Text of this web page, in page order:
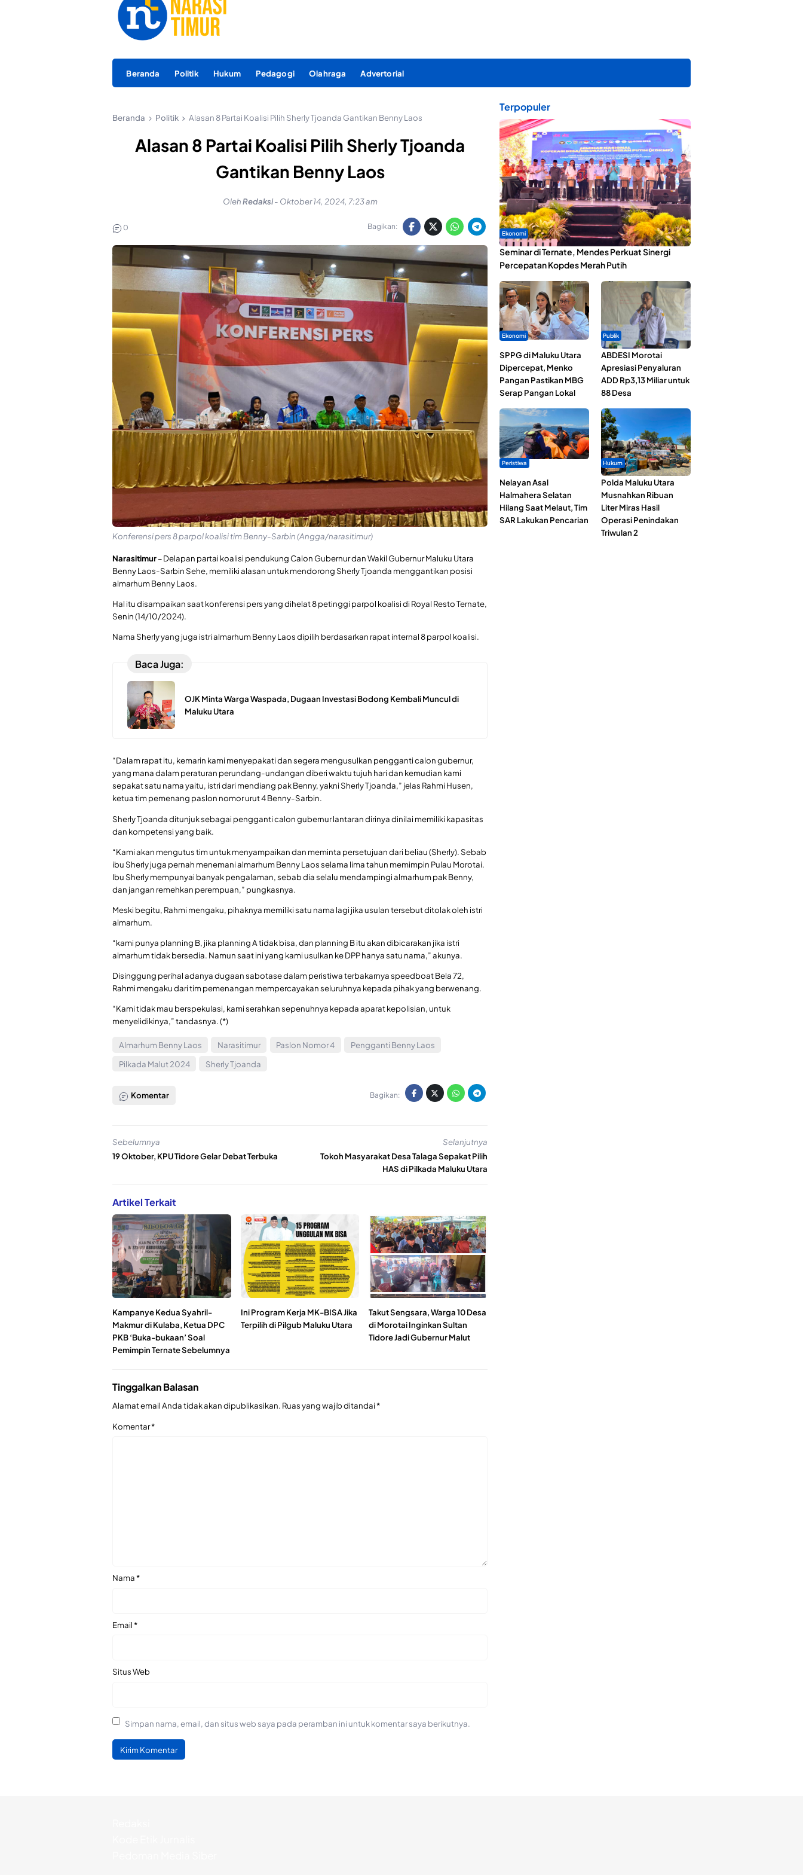
Beranda Politik Hukum Pedagogi Olahraga Advertorial
Beranda Politik Alasan 8 Partai Koalisi Pilih Sherly Tjoanda Gantikan Benny Laos
Alasan 8 Partai Koalisi Pilih Sherly Tjoanda
Gantikan Benny Laos
OlehRedaksi - Oktober 14, 2024, 7:23 am
0 Bagikan:
Konferensi pers 8 parpol koalisi tim Benny-Sarbin (Angga/narasitimur)
Narasitimur– Delapan partai koalisi pendukung Calon Gubernur dan Wakil Gubernur Maluku Utara
Benny Laos-Sarbin Sehe, memiliki alasan untuk mendorong Sherly Tjoanda menggantikan posisi
almarhum Benny Laos.
Hal itu disampaikan saat konferensi pers yang dihelat 8 petinggi parpol koalisi di Royal Resto Ternate,
Senin (14/10/2024).
Nama Sherly yang juga istri almarhum Benny Laos dipilih berdasarkan rapat internal 8 parpol koalisi.
Baca Juga:
OJK Minta Warga Waspada, Dugaan Investasi Bodong Kembali Muncul di
Maluku Utara
“Dalam rapat itu, kemarin kami menyepakati dan segera mengusulkan pengganti calon gubernur,
yang mana dalam peraturan perundang-undangan diberi waktu tujuh hari dan kemudian kami
sepakat satu nama yaitu, istri dari mendiang pak Benny, yakni Sherly Tjoanda,” jelas Rahmi Husen,
ketua tim pemenang paslon nomor urut 4 Benny-Sarbin.
Sherly Tjoanda ditunjuk sebagai pengganti calon gubernur lantaran dirinya dinilai memiliki kapasitas
dan kompetensi yang baik.
“Kami akan mengutus tim untuk menyampaikan dan meminta persetujuan dari beliau (Sherly). Sebab
ibu Sherly juga pernah menemani almarhum Benny Laos selama lima tahun memimpin Pulau Morotai.
Ibu Sherly mempunyai banyak pengalaman, sebab dia selalu mendampingi almarhum pak Benny,
dan jangan remehkan perempuan,” pungkasnya.
Meski begitu, Rahmi mengaku, pihaknya memiliki satu nama lagi jika usulan tersebut ditolak oleh istri
almarhum.
“kami punya planning B, jika planning A tidak bisa, dan planning B itu akan dibicarakan jika istri
almarhum tidak bersedia. Namun saat ini yang kami usulkan ke DPP hanya satu nama,” akunya.
Disinggung perihal adanya dugaan sabotase dalam peristiwa terbakarnya speedboat Bela 72,
Rahmi mengaku dari tim pemenangan mempercayakan seluruhnya kepada pihak yang berwenang.
“Kami tidak mau berspekulasi, kami serahkan sepenuhnya kepada aparat kepolisian, untuk
menyelidikinya,” tandasnya. (*)
Almarhum Benny Laos Narasitimur Paslon Nomor 4
Pengganti Benny Laos
Pilkada Malut 2024
Sherly Tjoanda
Komentar Bagikan:
Sebelumnya
19 Oktober, KPU Tidore Gelar Debat Terbuka
Selanjutnya
Tokoh Masyarakat Desa Talaga Sepakat Pilih
HAS di Pilkada Maluku Utara
Artikel Terkait
Kampanye Kedua Syahril-
Makmur di Kulaba, Ketua DPC
PKB ‘Buka-bukaan’ Soal
Pemimpin Ternate Sebelumnya
Ini Program Kerja MK-BISA Jika
Terpilih di Pilgub Maluku Utara
Takut Sengsara, Warga 10 Desa
di Morotai Inginkan Sultan
Tidore Jadi Gubernur Malut
Tinggalkan Balasan
Alamat email Anda tidak akan dipublikasikan. Ruas yang wajib ditandai*
Komentar*
Nama*
Email*
Situs Web
Simpan nama, email, dan situs web saya pada peramban ini untuk komentar saya berikutnya.
Terpopuler
Ekonomi
Seminar di Ternate, Mendes Perkuat Sinergi
Percepatan Kopdes Merah Putih
Ekonomi
SPPG di Maluku Utara
Dipercepat, Menko
Pangan Pastikan MBG
Serap Pangan Lokal
Publik
ABDESI Morotai
Apresiasi Penyaluran
ADD Rp3,13 Miliar untuk
88 Desa
Peristiwa
Nelayan Asal
Halmahera Selatan
Hilang Saat Melaut, Tim
SAR Lakukan Pencarian
Hukum
Polda Maluku Utara
Musnahkan Ribuan
Liter Miras Hasil
Operasi Penindakan
Triwulan 2